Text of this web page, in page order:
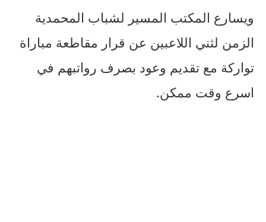
ويسارع المكتب المسير لشباب المحمدية
الزمن لثني اللاعبين عن قرار مقاطعة مباراة
تواركة مع تقديم وعود بصرف رواتبهم في
اسرع وقت ممكن.